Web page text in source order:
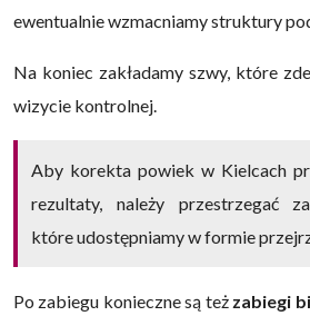
ewentualnie wzmacniamy struktury
Na koniec zakładamy szwy, które
wizycie kontrolnej.
Aby korekta powiek w Kielcach
rezultaty, należy przestrzegać
które udostępniamy w formie
Po zabiegu konieczne są też zabiegi